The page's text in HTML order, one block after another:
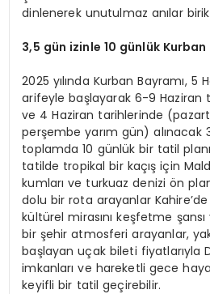
dinlenerek unutulmaz anılar
3,5 gün izinle 10 günlük
2025 yılında Kurban Bayramı, 5
arifeyle başlayarak 6-9 Haziran
ve 4 Haziran tarihlerinde
perşembe yarım gün) alınacak
toplamda 10 günlük bir tatil
tatilde tropikal bir kaçış için
kumları ve turkuaz denizi ön
dolu bir rota arayanlar Kahire’de
kültürel mirasını keşfetme
bir şehir atmosferi arayanlar,
başlayan uçak bileti fiyatlarıyla
imkanları ve hareketli gece
keyifli bir tatil geçirebilir.